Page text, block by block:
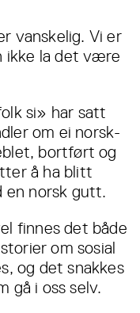
vanskelig. Vi er
ikke la det være
si» har satt
om ei norsk-
bortført og
å ha blitt
en norsk gutt.
finnes det både
om sosial
og det snakkes
gå i oss selv.